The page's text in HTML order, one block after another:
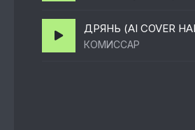
КОМИССАР